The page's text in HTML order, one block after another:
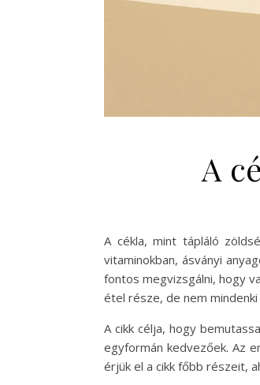
A
A cékla, mint tápláló
vitaminokban, ásványi
fontos megvizsgálni, hogy
étel része, de nem
A cikk célja, hogy
egyformán kedvezőek. Az
érjük el a cikk főbb részeit,